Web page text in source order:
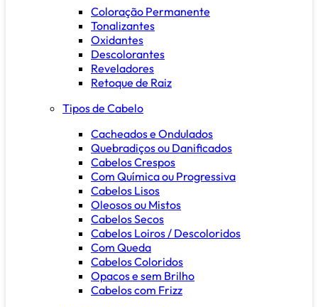
Coloração Permanente
Tonalizantes
Oxidantes
Descolorantes
Reveladores
Retoque de Raiz
Tipos de Cabelo
Cacheados e Ondulados
Quebradiços ou Danificados
Cabelos Crespos
Com Química ou Progressiva
Cabelos Lisos
Oleosos ou Mistos
Cabelos Secos
Cabelos Loiros / Descoloridos
Com Queda
Cabelos Coloridos
Opacos e sem Brilho
Cabelos com Frizz